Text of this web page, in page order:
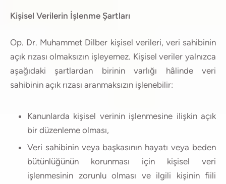
Kişisel Verilerin İşlenme Şartları
Op. Dr. Muhammet Dilber kişisel verileri, veri sahibinin
açık rızası olmaksızın işleyemez. Kişisel veriler yalnızca
aşağıdaki şartlardan birinin varlığı hâlinde veri
sahibinin açık rızası aranmaksızın işlenebilir:
Kanunlarda kişisel verinin işlenmesine ilişkin açık
bir düzenleme olması,
Veri sahibinin veya başkasının hayatı veya beden
bütünlüğünün korunması için kişisel veri
işlenmesinin zorunlu olması ve ilgili kişinin fiili